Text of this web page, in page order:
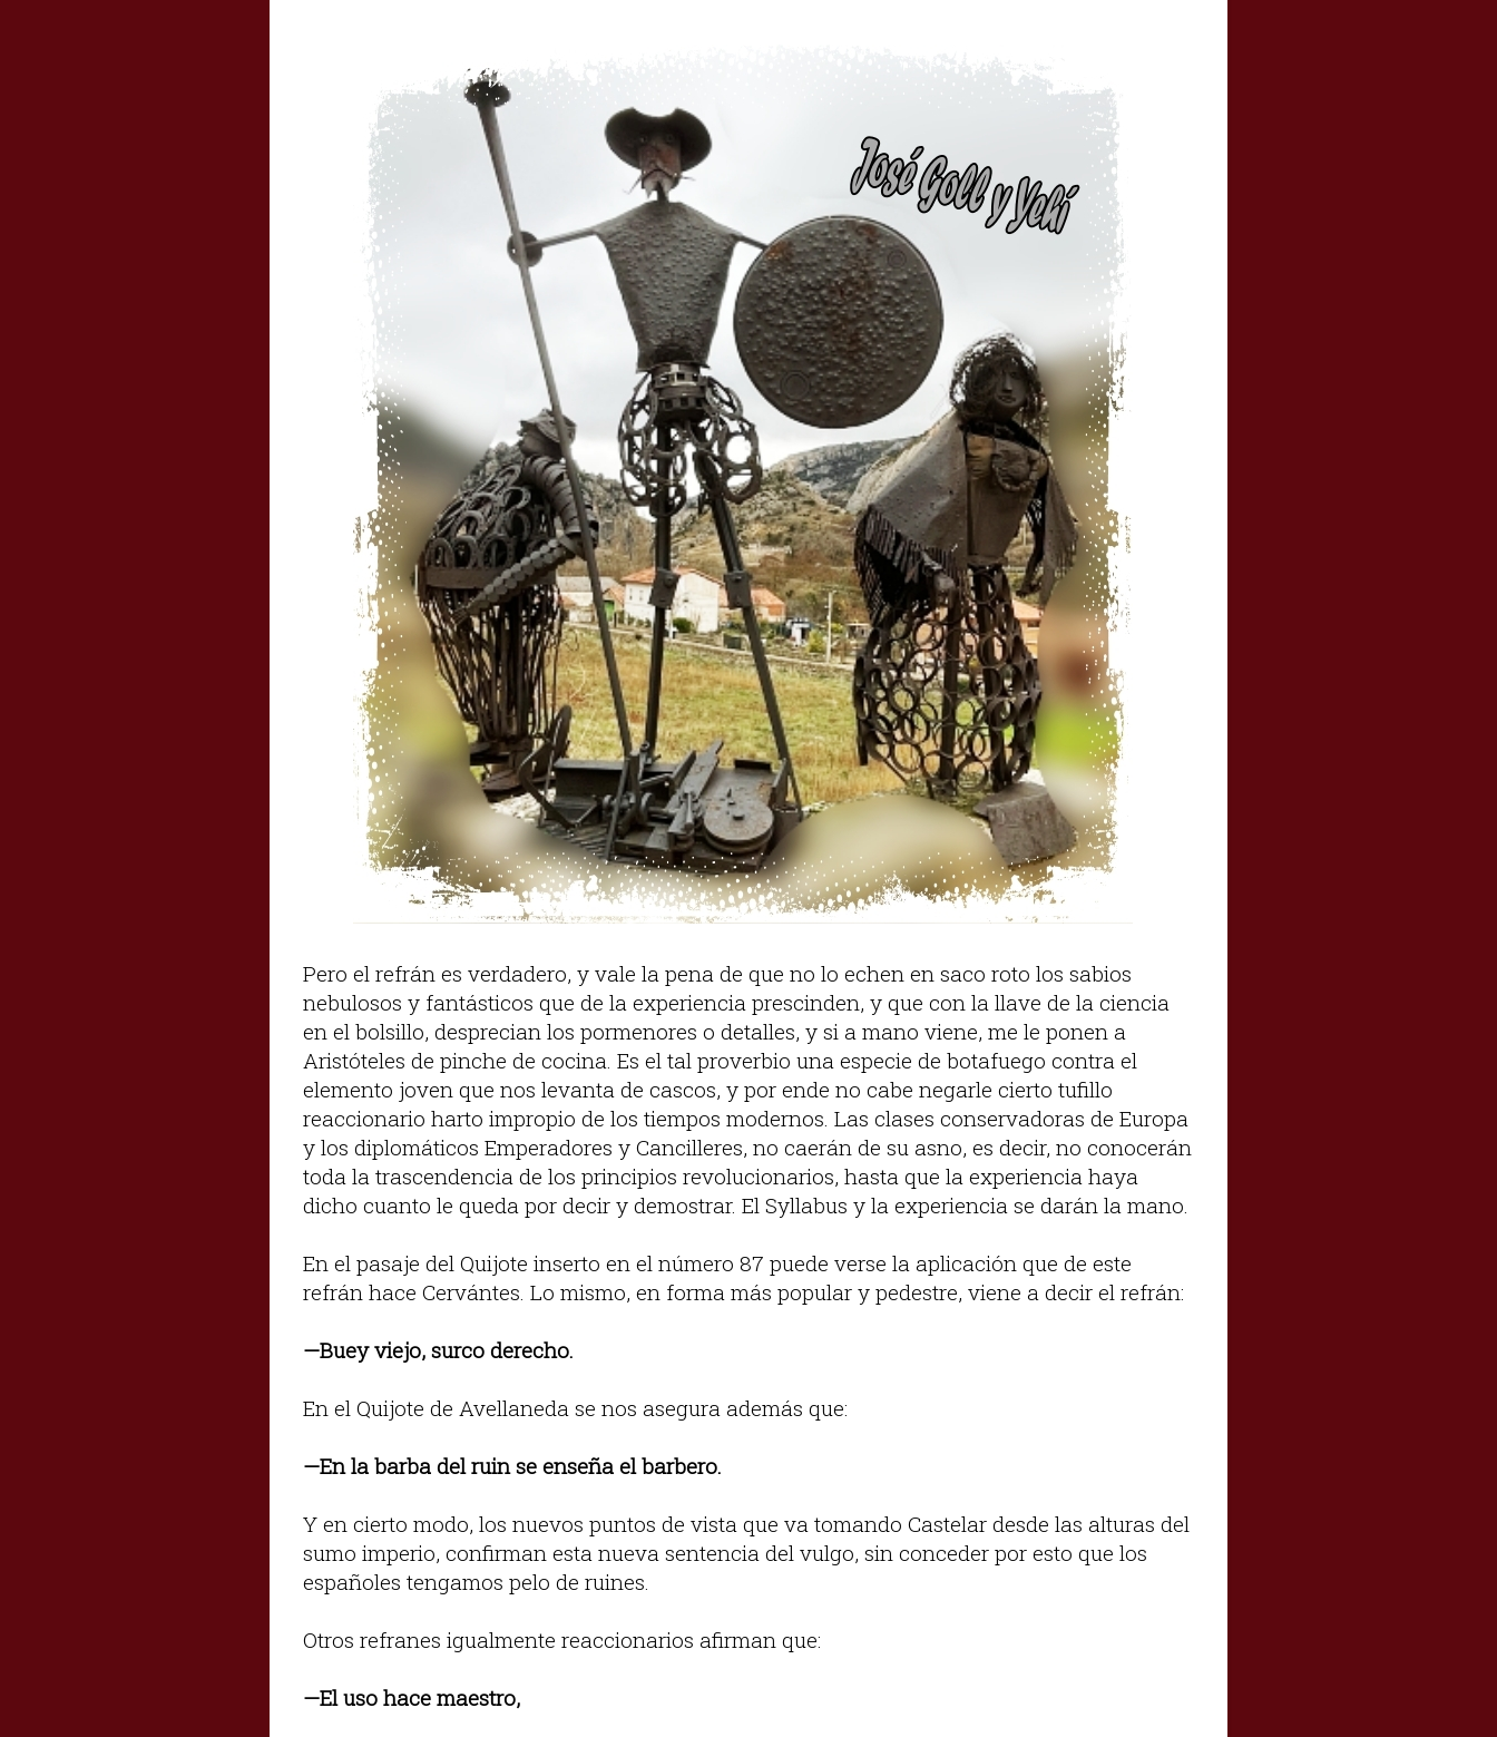
Pero el refrán es verdadero, y vale la pena de que no lo echen en saco roto los sabios
nebulosos y fantásticos que de la experiencia prescinden, y que con la llave de la ciencia
en el bolsillo, desprecian los pormenores o detalles, y si a mano viene, me le ponen a
Aristóteles de pinche de cocina. Es el tal proverbio una especie de botafuego contra el
elemento joven que nos levanta de cascos, y por ende no cabe negarle cierto tufillo
reaccionario harto impropio de los tiempos modernos. Las clases conservadoras de Europa
y los diplomáticos Emperadores y Cancilleres, no caerán de su asno, es decir, no conocerán
toda la trascendencia de los principios revolucionarios, hasta que la experiencia haya
dicho cuanto le queda por decir y demostrar. El Syllabus y la experiencia se darán la mano.
En el pasaje del Quijote inserto en el número 87 puede verse la aplicación que de este
refrán hace Cervántes. Lo mismo, en forma más popular y pedestre, viene a decir el refrán:
—Buey viejo, surco derecho.
En el Quijote de Avellaneda se nos asegura además que:
—En la barba del ruin se enseña el barbero.
Y en cierto modo, los nuevos puntos de vista que va tomando Castelar desde las alturas del
sumo imperio, confirman esta nueva sentencia del vulgo, sin conceder por esto que los
españoles tengamos pelo de ruines.
Otros refranes igualmente reaccionarios afirman que:
—El uso hace maestro,